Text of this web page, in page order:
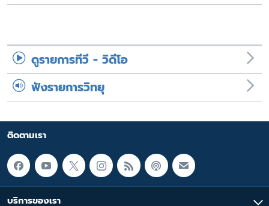
ดูรายการทีวี - วิดีโอ
ฟังรายการวิทยุ
ติดตามเรา
บริการของเรา